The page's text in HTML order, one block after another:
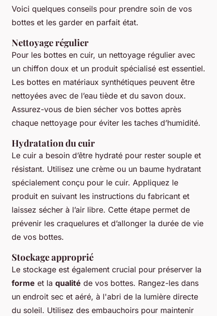
Voici quelques conseils pour prendre soin de vos
bottes et les garder en parfait état.
Nettoyage régulier
Pour les bottes en cuir, un nettoyage régulier avec
un chiffon doux et un produit spécialisé est essentiel.
Les bottes en matériaux synthétiques peuvent être
nettoyées avec de l’eau tiède et du savon doux.
Assurez-vous de bien sécher vos bottes après
chaque nettoyage pour éviter les taches d’humidité.
Hydratation du cuir
Le cuir a besoin d’être hydraté pour rester souple et
résistant. Utilisez une crème ou un baume hydratant
spécialement conçu pour le cuir. Appliquez le
produit en suivant les instructions du fabricant et
laissez sécher à l’air libre. Cette étape permet de
prévenir les craquelures et d’allonger la durée de vie
de vos bottes.
Stockage approprié
Le stockage est également crucial pour préserver la
forme et la qualité de vos bottes. Rangez-les dans
un endroit sec et aéré, à l'abri de la lumière directe
du soleil. Utilisez des embauchoirs pour maintenir